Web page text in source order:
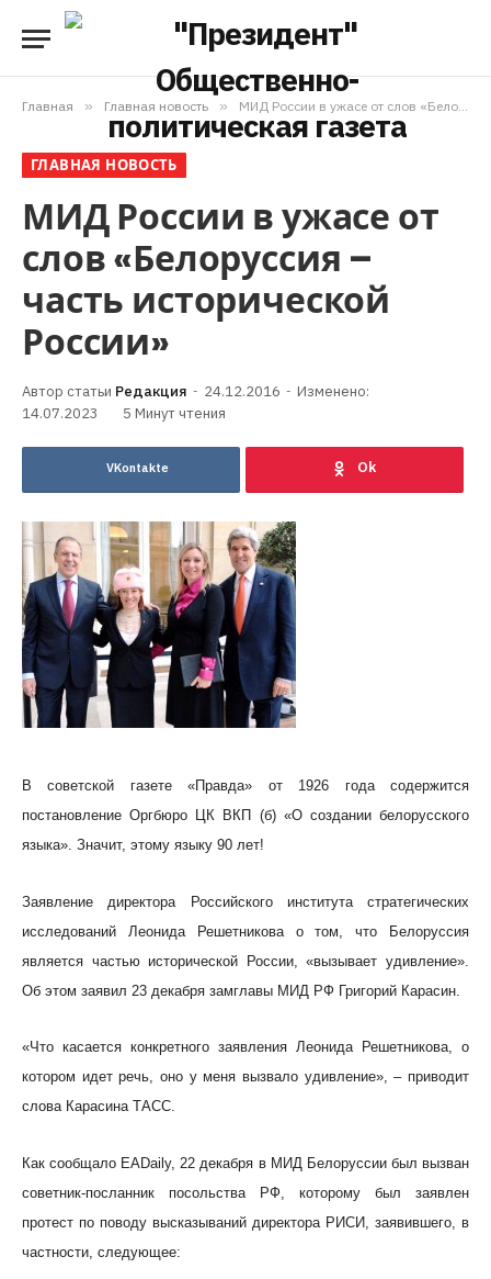
Главная » Главная новость » МИД России в ужасе от слов «Белоруссия – часть исторической России»
ГЛАВНАЯ НОВОСТЬ
МИД России в ужасе от
слов «Белоруссия –
часть исторической
России»
Редакция 24.12.2016
Изменено:
14.07.2023
5 Минут чтения
VKontakte
В советской газете «Правда» от 1926 года содержится
постановление Оргбюро ЦК ВКП (б) «О создании белорусского
языка». Значит, этому языку 90 лет!
Заявление директора Российского института стратегических
исследований Леонида Решетникова о том, что Белоруссия
является частью исторической России, «вызывает удивление».
Об этом заявил 23 декабря замглавы МИД РФ Григорий Карасин.
«Что касается конкретного заявления Леонида Решетникова, о
котором идет речь, оно у меня вызвало удивление», – приводит
слова Карасина ТАСС.
Как сообщало EADaily, 22 декабря в МИД Белоруссии был вызван
советник-посланник посольства РФ, которому был заявлен
протест по поводу высказываний директора РИСИ, заявившего, в
частности, следующее: